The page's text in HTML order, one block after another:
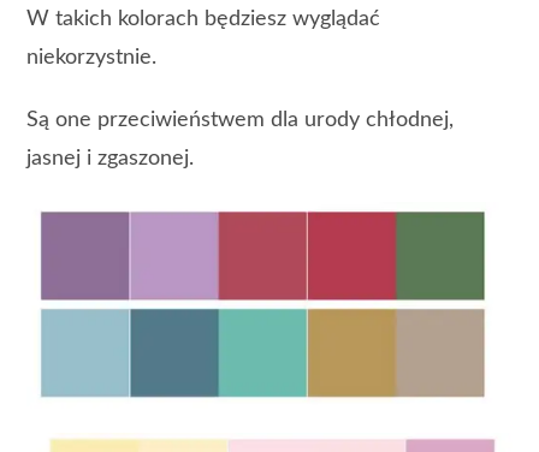
W takich kolorach będziesz wyglądać
niekorzystnie.
Są one przeciwieństwem dla urody chłodnej,
jasnej i zgaszonej.